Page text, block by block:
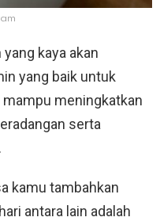
kaya akan
yang baik untuk
mampu meningkatkan
serta
kamu tambahkan
antara lain adalah